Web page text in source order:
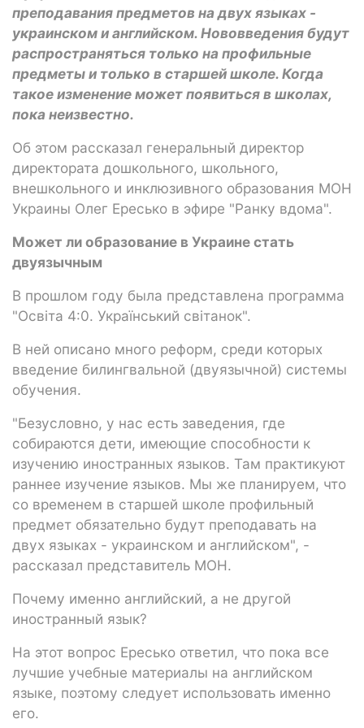
преподавания предметов на двух языках -
украинском и английском. Нововведения будут
распространяться только на профильные
предметы и только в старшей школе. Когда
такое изменение может появиться в школах,
пока неизвестно.
Об этом рассказал генеральный директор
директората дошкольного, школьного,
внешкольного и инклюзивного образования МОН
Украины Олег Ересько в эфире "Ранку вдома".
Может ли образование в Украине стать
двуязычным
В прошлом году была представлена программа
"Освіта 4:0. Український світанок".
В ней описано много реформ, среди которых
введение билингвальной (двуязычной) системы
обучения.
"Безусловно, у нас есть заведения, где
собираются дети, имеющие способности к
изучению иностранных языков. Там практикуют
раннее изучение языков. Мы же планируем, что
со временем в старшей школе профильный
предмет обязательно будут преподавать на
двух языках - украинском и английском", -
рассказал представитель МОН.
Почему именно английский, а не другой
иностранный язык?
На этот вопрос Ересько ответил, что пока все
лучшие учебные материалы на английском
языке, поэтому следует использовать именно
его.